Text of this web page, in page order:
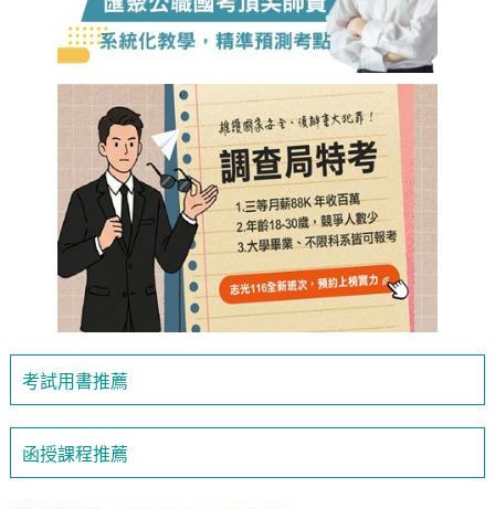
考試用書推薦
函授課程推薦